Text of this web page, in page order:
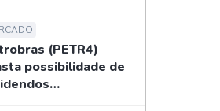
(PETR4)
possibilidade de
em